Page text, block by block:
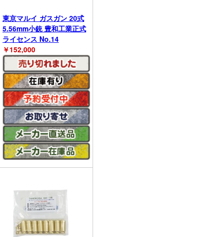
東京マルイ ガスガン 20式
5.56mm小銃 豊和工業正式
ライセンス No.14
￥152,000